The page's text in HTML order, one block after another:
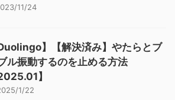
11/24
Duolingo】【解決済み】やたらとブ
ル振動するのを止める方法
】
1/22